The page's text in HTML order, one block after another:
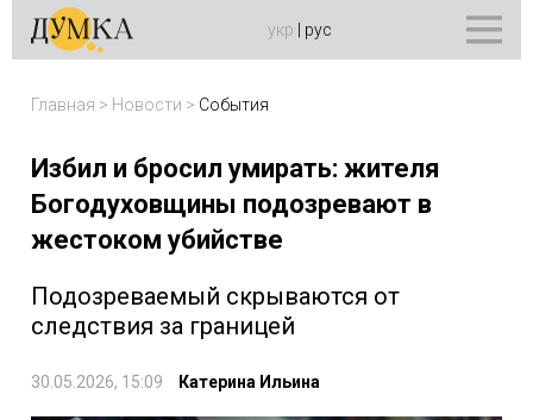
укр рус
Главная > Новости > События
Избил и бросил умирать: жителя
Богодуховщины подозревают в
жестоком убийстве
Подозреваемый скрываются от
следствия за границей
30.05.2026, 15:09 Катерина Ильина